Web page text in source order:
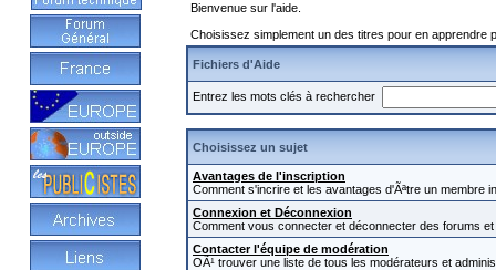
Bienvenue sur l'aide.
Choisissez simplement un des titres pour en
Fichiers d'Aide
Entrez les mots clés à rechercher
Choisissez un sujet
Avantages de l'inscription
Comment s'incrire et les avantages d'Ãªtre un membre
Connexion et Déconnexion
Comment vous connecter et déconnecter des forums
Contacter l'équipe de modération
OÃ¹ trouver une liste de tous les modérateurs et